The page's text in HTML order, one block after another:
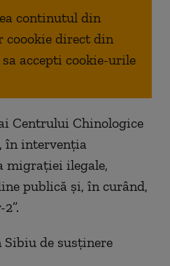
continutul din
coookie direct din
sa accepti cookie-urile
Centrului Chinologice
în intervenția
migrației ilegale,
publică și, în curând,
de susținere